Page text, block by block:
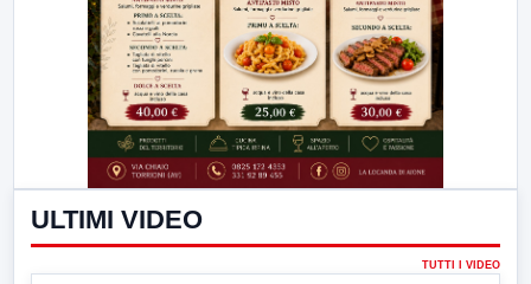
ULTIMI VIDEO
TUTTI I VIDEO